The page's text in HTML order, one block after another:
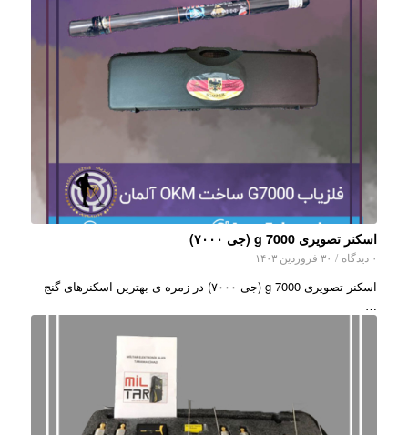
اسکنر تصویری g 7000 (جی ۷۰۰۰)
۰ دیدگاه / ۳۰ فروردین ۱۴۰۳
اسکنر تصویری g 7000 (جی ۷۰۰۰) در زمره ی بهترین اسکنرهای گنج
…